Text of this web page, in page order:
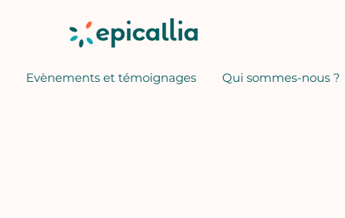
Evènements et témoignages Qui sommes-nous ?